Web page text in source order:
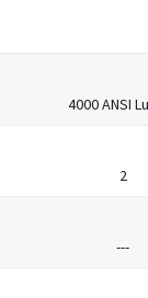
4000 ANSI
2
---